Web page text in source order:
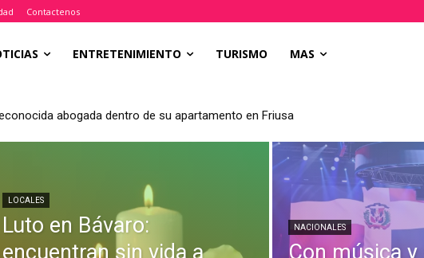
Contactenos
ENTRETENIMIENTO TURISMO MAS
abogada dentro de su apartamento en Friusa
LOCALES
Luto en Bávaro:
encuentran sin vida a
NACIONALES
Con música y